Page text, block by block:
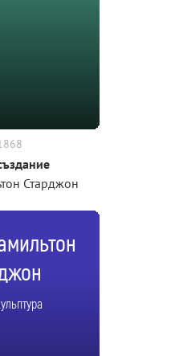
Старджон